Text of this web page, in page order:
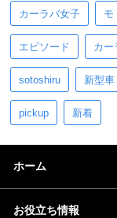
カーラバ女子 モ
エピソード カー
sotoshiru 新型車
pickup 新着
ホーム
お役立ち情報